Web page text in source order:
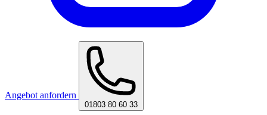
Angebot anfordern
01803 80 60 33